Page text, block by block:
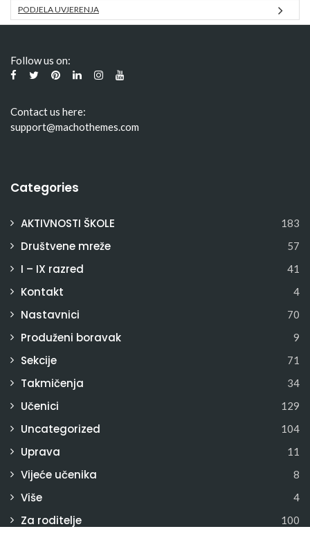
PODJELA UVJERENJA
Follow us on:
Contact us here:
support@machothemes.com
Categories
AKTIVNOSTI ŠKOLE 183
Društvene mreže 57
I – IX razred 41
Kontakt 4
Nastavnici 70
Produženi boravak 9
Sekcije 71
Takmičenja 34
Učenici 129
Uncategorized 104
Uprava 11
Vijeće učenika 8
Više 4
Za roditelje 100